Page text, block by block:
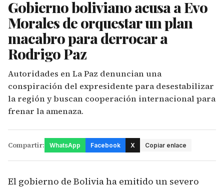
Gobierno boliviano acusa a Evo
Morales de orquestar un plan
macabro para derrocar a
Rodrigo Paz
Autoridades en La Paz denuncian una
conspiración del expresidente para desestabilizar
la región y buscan cooperación internacional para
frenar la amenaza.
Compartir: WhatsApp Facebook X Copiar enlace
El gobierno de Bolivia ha emitido un severo